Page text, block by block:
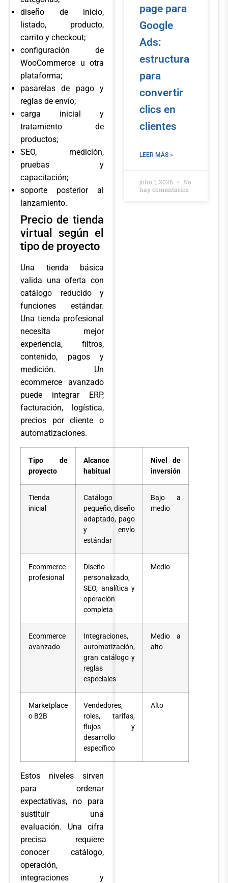
diseño de inicio,
listado, producto,
carrito y checkout;
configuración de
WooCommerce u otra
plataforma;
pasarelas de pago y
reglas de envío;
carga inicial y
tratamiento de
productos;
SEO, medición,
pruebas y
capacitación;
soporte posterior al
lanzamiento.
Precio de tienda
virtual según el
tipo de proyecto
Una tienda básica
valida una oferta con
catálogo reducido y
funciones estándar.
Una tienda profesional
necesita mejor
experiencia, filtros,
contenido, pagos y
medición. Un
ecommerce avanzado
puede integrar ERP,
facturación, logística,
precios por cliente o
automatizaciones.
Tipo de
proyecto
Alcance
habitual
Nivel de
inversión
Tienda
inicial
Catálogo
pequeño, diseño
adaptado, pago
y envío
estándar
Bajo a
medio
Ecommerce
profesional
Diseño
personalizado,
SEO, analítica y
operación
completa
Medio
Ecommerce
avanzado
Integraciones,
automatización,
gran catálogo y
reglas
especiales
Medio a
alto
Marketplace
o B2B
Vendedores,
roles, tarifas,
flujos y
desarrollo
específico
Alto
Estos niveles sirven
para ordenar
expectativas, no para
sustituir una
evaluación. Una cifra
precisa requiere
conocer catálogo,
operación,
integraciones y
page para
Google
Ads:
estructura
para
convertir
clics en
clientes
LEER MÁS »
julio 1, 2026
No
hay comentarios